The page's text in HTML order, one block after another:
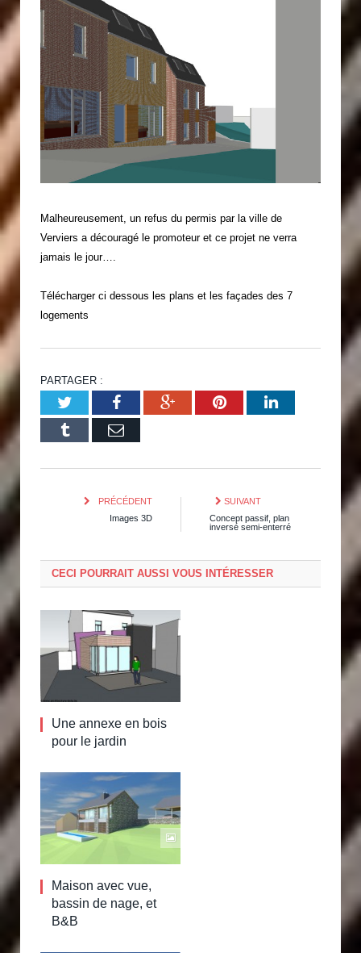
Malheureusement, un refus du permis par la ville de
Verviers a découragé le promoteur et ce projet ne verra
jamais le jour….
Télécharger ci dessous les plans et les façades des 7
logements
PARTAGER :
TwitterFacebookGoogle+PinterestLinkedIn
Tumblr Email
PRÉCÉDENT
Images 3D
SUIVANT
Concept passif, plan
inversé semi-enterré
CECI POURRAIT AUSSI VOUS INTÉRESSER
Une annexe en bois
pour le jardin
Maison avec vue,
bassin de nage, et
B&B